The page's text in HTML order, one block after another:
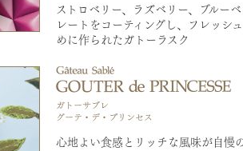
心地よい食感とリッチな風味が自慢
ストロベリー、ラズベリー、ブルー
レートをコーティングし、フレッシ
めに作られたガトーラスク